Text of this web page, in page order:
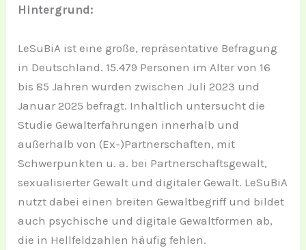
Hintergrund:
LeSuBiA ist eine große, repräsentative Befragung
in Deutschland. 15.479 Personen im Alter von 16
bis 85 Jahren wurden zwischen Juli 2023 und
Januar 2025 befragt. Inhaltlich untersucht die
Studie Gewalterfahrungen innerhalb und
außerhalb von (Ex-)Partnerschaften, mit
Schwerpunkten u. a. bei Partnerschaftsgewalt,
sexualisierter Gewalt und digitaler Gewalt. LeSuBiA
nutzt dabei einen breiten Gewaltbegriff und bildet
auch psychische und digitale Gewaltformen ab,
die in Hellfeldzahlen häufig fehlen.